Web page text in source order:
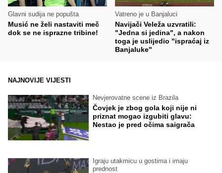
Glavni sudija ne popušta
Musić ne želi nastaviti meč
dok se ne isprazne tribine!
Vatreno je u Banjaluci
Navijači Veleža uzvratili:
"Jedna si jedina", a nakon
toga je uslijedio "ispraćaj iz
Banjaluke"
NAJNOVIJE VIJESTI
Nevjerovatne scene iz Brazila
Čovjek je zbog gola koji nije ni
priznat mogao izgubiti glavu:
Nestao je pred očima saigrača
Igraju utakmicu u gostima i imaju
prednost